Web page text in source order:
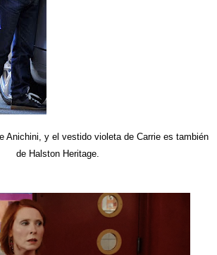
Anichini, y el vestido violeta de Carrie es también
de Halston Heritage.